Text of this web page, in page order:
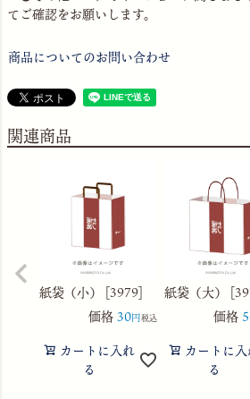
てご確認をお願いします。
商品についてのお問い合わせ
関連商品
紙袋（小） [3979]
価格30 税込
カートに入れ
る
紙袋（大）
価格
カートに
る